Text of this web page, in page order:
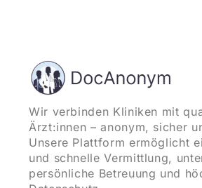
Wir verbinden Kliniken mit
Ärzt:innen – anonym, sicher
Unsere Plattform ermöglicht
und schnelle Vermittlung,
persönliche Betreuung und